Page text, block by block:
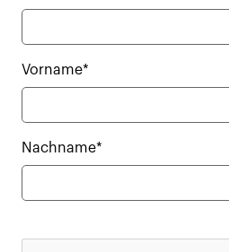
Vorname*
Nachname*